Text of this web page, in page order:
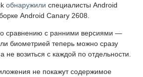
обнаружили специалисты Android
Android Canary 2608.
сравнению с ранними версиями —
биометрией теперь можно сразу
не возиться с каждой по отдельности.
не покажут содержимое